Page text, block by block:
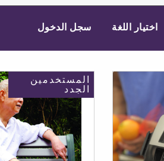
اختيار اللغة سجل الدخول
المستخدمين
الجدد